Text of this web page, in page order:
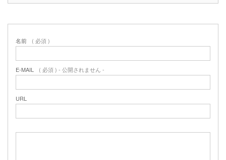
名前 ( 必須 )
E-MAIL ( 必須 ) - 公開されません -
URL